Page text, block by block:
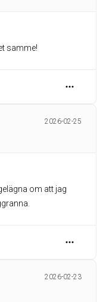
samme!
2026-02-25
om att jag
2026-02-23